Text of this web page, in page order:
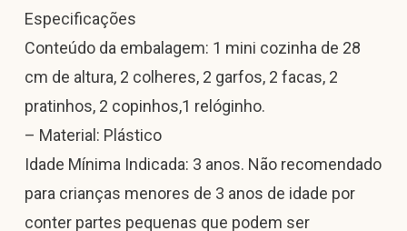
Especificações
Conteúdo da embalagem: 1 mini cozinha de 28
cm de altura, 2 colheres, 2 garfos, 2 facas, 2
pratinhos, 2 copinhos,1 relóginho.
– Material: Plástico
Idade Mínima Indicada: 3 anos. Não recomendado
para crianças menores de 3 anos de idade por
conter partes pequenas que podem ser